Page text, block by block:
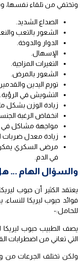
وتختفي من تلقاء نفسها،
الصداع الشديد.
الشعور بالتعب
الدوار والدوخة.
الإسهال.
التغيرات المزاجية.
الشعور بالمرض.
تورم اليدين
التشويش في الرؤية.
زيادة الوزن بشكل
انخفاض الرغبة
مواجهة مشاكل في
زيادة معدل ضربات
مرضى السكري
في الدم.
والسؤال الهام …
يعتقد الكثير أن حبوب
فوائد حبوب ليريكا
للحامل:-
يصف الطبيب حبوب ليريكا
التي تعاني من اضطرابات
ولكن تختلف الجرعات من